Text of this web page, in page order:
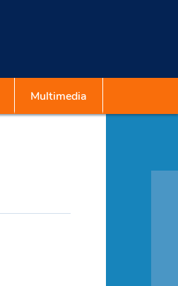
Multimedia